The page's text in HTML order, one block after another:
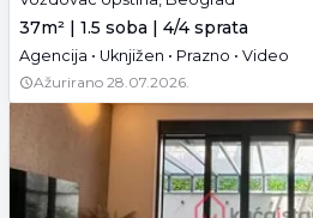
37m² | 1.5 soba | 4/4 sprata
Agencija • Uknjižen • Prazno • Video
Ažurirano 28.07.2026.